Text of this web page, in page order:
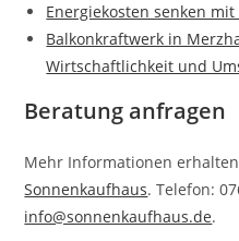
Energiekosten senken
Balkonkraftwerk in
Wirtschaftlichkeit und
Beratung anfragen
Mehr Informationen
Sonnenkaufhaus. Telefon:
info@sonnenkaufhaus.de.